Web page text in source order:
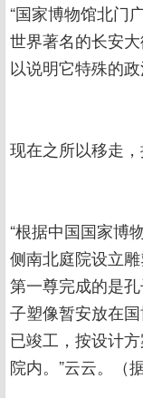
“国家博物馆北门
世界著名的长安
以说明它特殊的
现在之所以移走，
“根据中国国家博
侧南北庭院设立
第一尊完成的是
子塑像暂安放在
已竣工，按设计
院内。”云云。（